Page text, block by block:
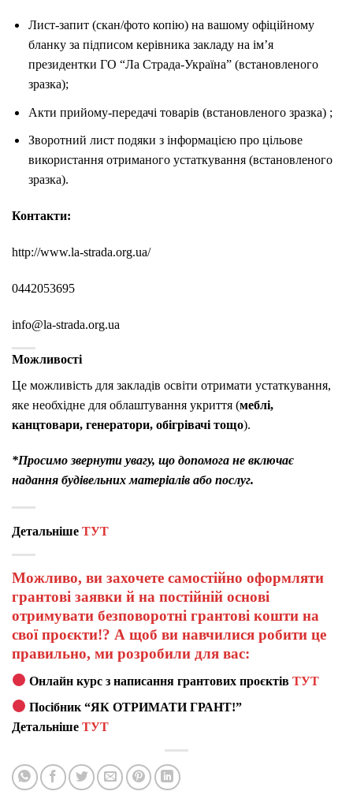
Лист-запит (скан/фото копію) на вашому офіційному
бланку за підписом керівника закладу на ім’я
президентки ГО “Ла Страда-Україна” (встановленого
зразка);
Акти прийому-передачі товарів (встановленого зразка) ;
Зворотний лист подяки з інформацією про цільове
використання отриманого устаткування (встановленого
зразка).
Контакти:
http://www.la-strada.org.ua/
0442053695
info@la-strada.org.ua
Можливості
Це можливість для закладів освіти отримати устаткування,
яке необхідне для облаштування укриття (меблі,
канцтовари, генератори, обігрівачі тощо).
*Просимо звернути увагу, що допомога не включає
надання будівельних матеріалів або послуг.
Детальніше ТУТ
Можливо, ви захочете самостійно оформляти
грантові заявки й на постійній основі
отримувати безповоротні грантові кошти на
свої проєкти!? А щоб ви навчилися робити це
правильно, ми розробили для вас:
Онлайн курс з написання грантових проєктівТУТ
Посібник “ЯК ОТРИМАТИ ГРАНТ!”
Детальніше ТУТ